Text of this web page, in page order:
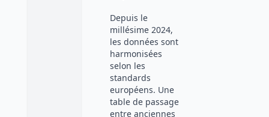
Depuis le
millésime 2024,
les données sont
harmonisées
selon les
standards
européens. Une
table de passage
entre anciennes